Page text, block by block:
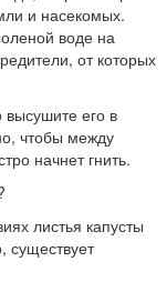
и насекомых.
воде на
от которых
его в
чтобы между
начнет гнить.
листья капусты
существует